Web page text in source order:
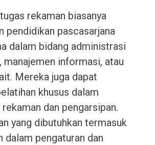
rekaman biasanya
pendidikan pascasarjana
dalam bidang administrasi
manajemen informasi, atau
Mereka juga dapat
khusus dalam
dan pengarsipan.
yang dibutuhkan termasuk
dalam pengaturan dan